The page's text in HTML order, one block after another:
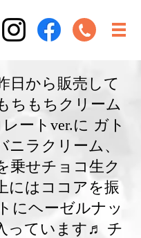
日から販売して
ちもちクリーム
ートver.に ガト
ラクリーム、
乗せチョコ生ク
にはココアを振
にヘーゼルナッ
っています♬ チ